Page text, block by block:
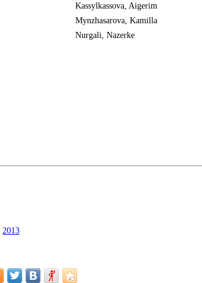
Kassylkassova, Aigerim
Mynzhasarova, Kamilla
Nurgali, Nazerke
2013